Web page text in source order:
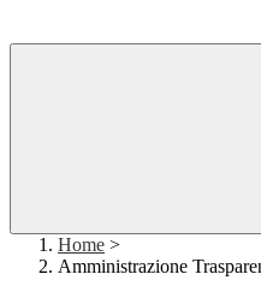
Home >
Amministrazione